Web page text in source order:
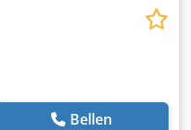
Bellen